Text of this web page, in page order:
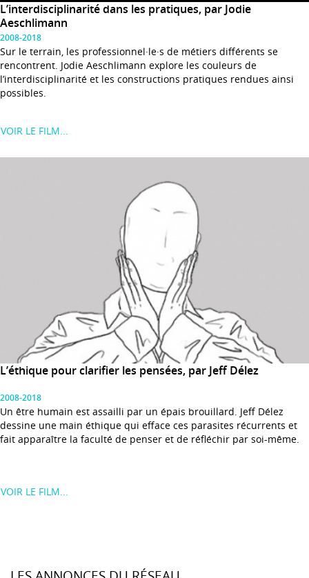
L’interdisciplinarité dans les pratiques, par Jodie
Aeschlimann
2008-2018
Sur le terrain, les professionnel·le·s de métiers différents se
rencontrent. Jodie Aeschlimann explore les couleurs de
l’interdisciplinarité et les constructions pratiques rendues ainsi
possibles.
VOIR LE FILM...
L’éthique pour clarifier les pensées, par Jeff Délez
2008-2018
Un être humain est assailli par un épais brouillard. Jeff Délez
dessine une main éthique qui efface ces parasites récurrents et
fait apparaître la faculté de penser et de réfléchir par soi-même.
VOIR LE FILM...